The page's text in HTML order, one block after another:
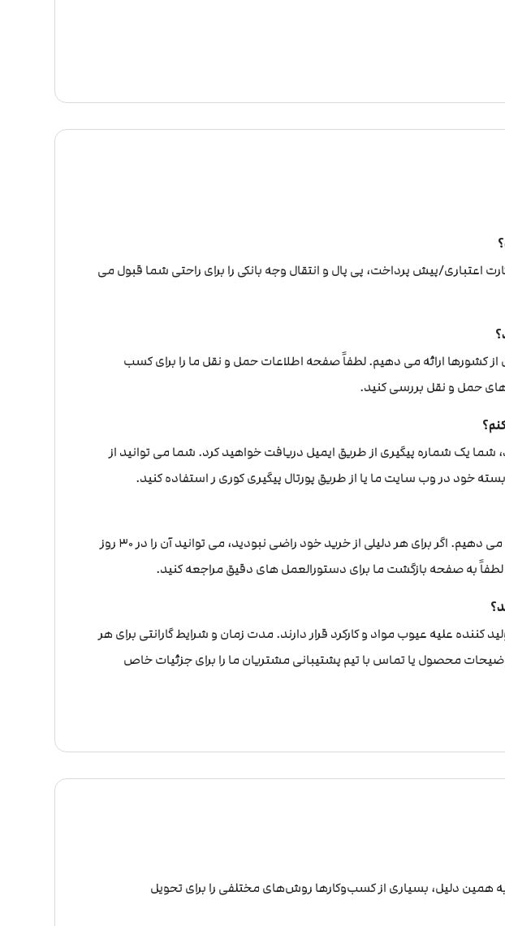
اعتباری/پیش پرداخت، پی پال و انتقال وجه بانکی را برای راحتی شما قبول می
از کشورها ارائه می دهیم. لطفاً صفحه اطلاعات حمل و نقل ما را برای کسب
حمل و نقل بررسی کنید.
یک شماره پیگیری از طریق ایمیل دریافت خواهید کرد. شما می توانید از
خود در وب سایت ما یا از طریق پورتال پیگیری کوری ر استفاده کنید.
ما یک سیاست بازگشت بی دردسر ارائه می دهیم. اگر برای هر دلیلی از خرید خود راضی نبودید، می توانید آن را در 30 روز
لطفاً به صفحه بازگشت ما برای دستورالعمل های دقیق مراجعه کنید.
کننده علیه عیوب مواد و کارکرد قرار دارند. مدت زمان و شرایط گارانتی برای هر
محصول یا تماس با تیم پشتیبانی مشتریان ما را برای جزئیات خاص
دلیل، بسیاری از کسب‌وکارها روش‌های مختلفی را برای تحویل